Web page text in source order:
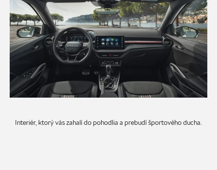
Interiér, ktorý vás zahalí do pohodlia a prebudí športového ducha.